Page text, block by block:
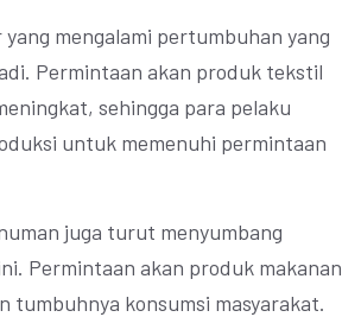
mengalami pertumbuhan yang
Permintaan akan produk tekstil
sehingga para pelaku
untuk memenuhi permintaan
juga turut menyumbang
Permintaan akan produk makanan
tumbuhnya konsumsi masyarakat.